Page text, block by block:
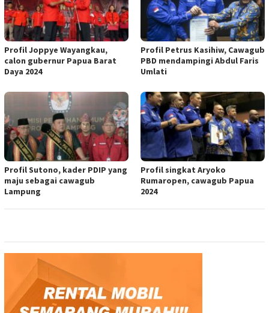
Profil Joppye Wayangkau,
calon gubernur Papua Barat
Daya 2024
Profil Petrus Kasihiw, Cawagub
PBD mendampingi Abdul Faris
Umlati
Profil Sutono, kader PDIP yang
maju sebagai cawagub
Lampung
Profil singkat Aryoko
Rumaropen, cawagub Papua
2024